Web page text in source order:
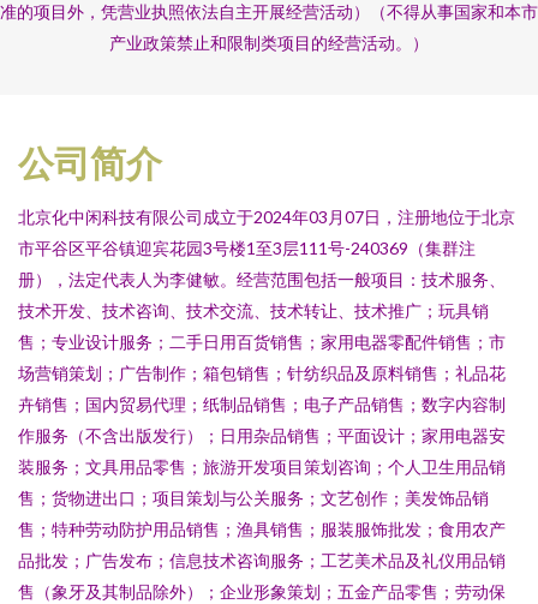
准的项目外，凭营业执照依法自主开展经营活动）（不得从事国家和本市
产业政策禁止和限制类项目的经营活动。）
公司简介
北京化中闲科技有限公司成立于2024年03月07日，注册地位于北京
市平谷区平谷镇迎宾花园3号楼1至3层111号-240369（集群注
册），法定代表人为李健敏。经营范围包括一般项目：技术服务、
技术开发、技术咨询、技术交流、技术转让、技术推广；玩具销
售；专业设计服务；二手日用百货销售；家用电器零配件销售；市
场营销策划；广告制作；箱包销售；针纺织品及原料销售；礼品花
卉销售；国内贸易代理；纸制品销售；电子产品销售；数字内容制
作服务（不含出版发行）；日用杂品销售；平面设计；家用电器安
装服务；文具用品零售；旅游开发项目策划咨询；个人卫生用品销
售；货物进出口；项目策划与公关服务；文艺创作；美发饰品销
售；特种劳动防护用品销售；渔具销售；服装服饰批发；食用农产
品批发；广告发布；信息技术咨询服务；工艺美术品及礼仪用品销
售（象牙及其制品除外）；企业形象策划；五金产品零售；劳动保